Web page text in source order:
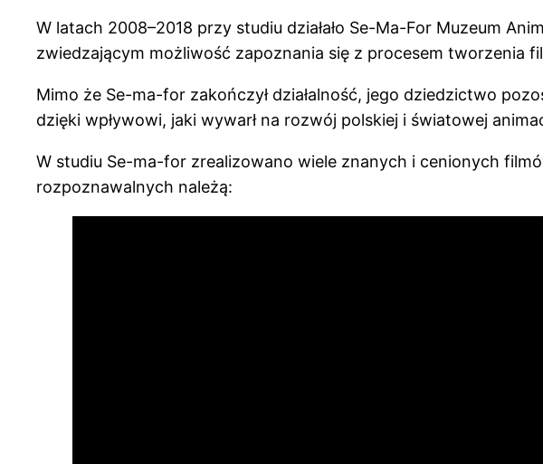
W latach 2008–2018 przy studiu działało Se-Ma-For Muzeum
zwiedzającym możliwość zapoznania się z procesem tworzenia
Mimo że Se-ma-for zakończył działalność, jego dziedzictwo
dzięki wpływowi, jaki wywarł na rozwój polskiej i światowej
W studiu Se-ma-for zrealizowano wiele znanych i cenionych
rozpoznawalnych należą: